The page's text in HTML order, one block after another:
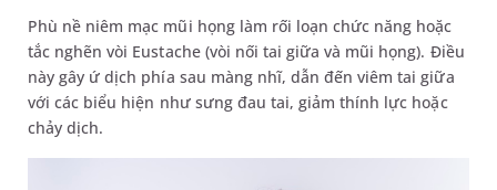
Phù nề niêm mạc mũi họng làm rối loạn chức năng hoặc
tắc nghẽn vòi Eustache (vòi nối tai giữa và mũi họng). Điều
này gây ứ dịch phía sau màng nhĩ, dẫn đến viêm tai giữa
với các biểu hiện như sưng đau tai, giảm thính lực hoặc
chảy dịch.